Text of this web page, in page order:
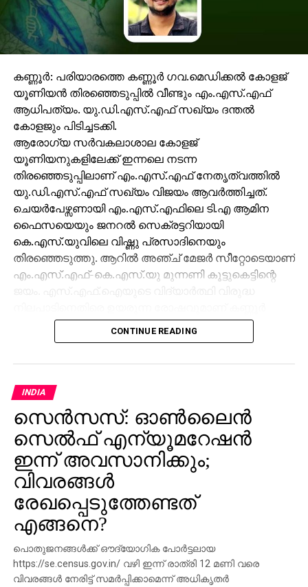
കണ്ണൂര്‍: പരിയാരത്തെ കണ്ണൂര്‍ ഗവ.മെഡിക്കല്‍ കോളജ്
യൂണിയന്‍ തിരഞ്ഞെടുപ്പില്‍ വീണ്ടും എം.എസ്.എഫ്
ആധിപത്യം. യു.ഡി.എസ്.എഫ് സഖ്യം ദന്തല്‍
കോളജും പിടിച്ചടക്കി.
ആരോഗ്യ സര്‍വകലാശാല കോളജ്
യൂണിയനുകളിലേക്ക് ഇന്നലെ നടന്ന
തിരഞ്ഞെടുപ്പിലാണ് എം.എസ്.എഫ് നേതൃത്വത്തില്‍
യു.ഡി.എസ്.എഫ് സഖ്യം വിജയം ആവര്‍ത്തിച്ചത്.
ചെയര്‍പേഴ്സണായി എം.എസ്.എഫിലെ ടി.എ ആമിന
ഫൈസയെയും ജനറല്‍ സെക്രട്ടറിയായി
കെ.എസ്.യുവിലെ വിഷ്ണു പ്രസാദിനെയും
തിരഞ്ഞെടുത്തു. ആറില്‍ അഞ്ച് മേജര്‍ സീറ്റോടെയാണ്
എം.എസ്.എഫ്-കെ.എസ്.യു മുന്നണി കൂട്ടുകെട്ടിന്റെ
ഗവ.മെഡിക്കല്‍ കോളജിലും ദന്തല്‍ കോളജിലും
യു.ഡി.എസ്.എഫ് നേടിയ ജയം.
കോളജും എം.എസ്.എഫ് മുന്നണി സഖ്യം
പിടിച്ചെടുക്കുന്നത്. എം.എസ്.എഫ് സാരഥി മഹബൂബ്
ഹംസയാണ് ചെയര്‍മാന്‍. ജനറല്‍ സെക്രട്ടറിയായി
എം.എസ്.എഫിലെ തന്നെ ഷഹസാദിനെയും
തിരഞ്ഞെടുത്തു.
CONTINUE READING
INDIA
സെന്‍സസ്: ഓണ്‍ലൈന്‍
സെല്‍ഫ് എന്യൂമറേഷന്‍
ഇന്ന് അവസാനിക്കും;
വിവരങ്ങള്‍
രേഖപ്പെടുത്തേണ്ടത്
എങ്ങനെ?
പൊതുജനങ്ങള്‍ക്ക് ഔദ്യോഗിക പോര്‍ട്ടലായ
https://se.census.gov.in/ വഴി ഇന്ന് രാത്രി 12 മണി വരെ
വിവരങ്ങള്‍ നേരിട്ട് സമര്‍പ്പിക്കാമെന്ന് അധികൃതര്‍